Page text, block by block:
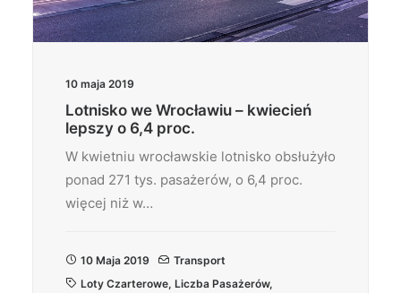
10 maja 2019
Lotnisko we Wrocławiu – kwiecień
lepszy o 6,4 proc.
W kwietniu wrocławskie lotnisko obsłużyło
ponad 271 tys. pasażerów, o 6,4 proc.
więcej niż w…
10 Maja 2019
Transport
Loty Czarterowe, Liczba Pasażerów,